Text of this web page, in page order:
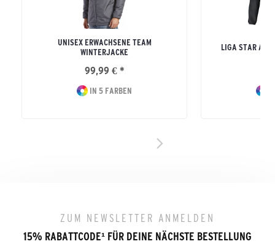
UNISEX ERWACHSENE TEAM
WINTERJACKE
99,99 € *
IN 5 FARBEN
LIGA STAR
ZUM NEWSLETTER ANMELDEN
15% RABATTCODE¹ FÜR DEINE NÄCHSTE BESTELLUNG